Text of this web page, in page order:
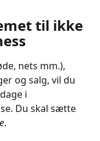
til ikke
nets mm.),
og salg, vil du
i
Du skal sætte
.